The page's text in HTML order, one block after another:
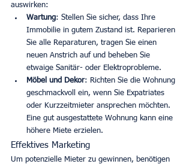
auswirken:
Wartung: Stellen Sie sicher, dass Ihre
Immobilie in gutem Zustand ist. Reparieren
Sie alle Reparaturen, tragen Sie einen
neuen Anstrich auf und beheben Sie
etwaige Sanitär- oder Elektroprobleme.
Möbel und Dekor: Richten Sie die Wohnung
geschmackvoll ein, wenn Sie Expatriates
oder Kurzzeitmieter ansprechen möchten.
Eine gut ausgestattete Wohnung kann eine
höhere Miete erzielen.
Effektives Marketing
Um potenzielle Mieter zu gewinnen, benötigen